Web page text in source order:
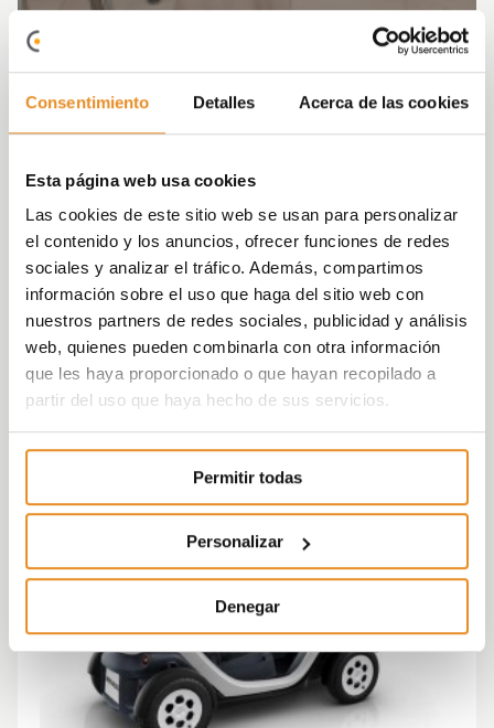
Consentimiento Detalles Acerca de las cookies
Esta página web usa cookies
Las cookies de este sitio web se usan para personalizar
el contenido y los anuncios, ofrecer funciones de redes
sociales y analizar el tráfico. Además, compartimos
información sobre el uso que haga del sitio web con
nuestros partners de redes sociales, publicidad y análisis
web, quienes pueden combinarla con otra información
que les haya proporcionado o que hayan recopilado a
partir del uso que haya hecho de sus servicios.
Permitir todas
Personalizar
Denegar